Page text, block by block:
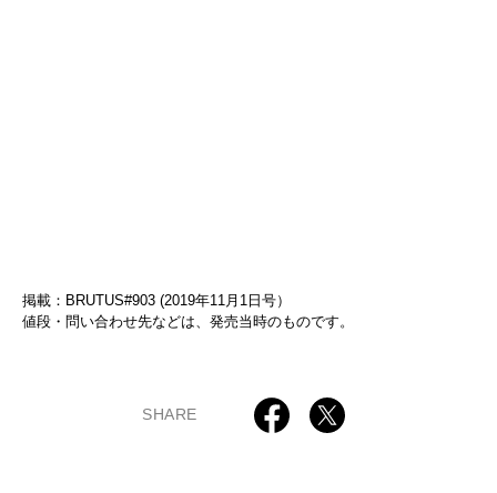
掲載：BRUTUS#903 (2019年11月1日号）
値段・問い合わせ先などは、発売当時のものです。
SHARE